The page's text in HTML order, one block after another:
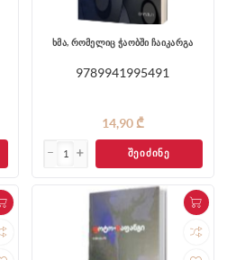
ხმა, რომელიც ჭაობში ჩაიკარგა
9789941995491
14,90 ₾
ᲨᲔᲘᲫᲘᲜᲔ